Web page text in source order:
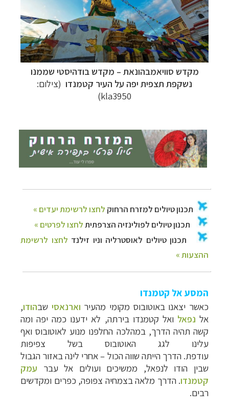
מקדש סוויאמבהונאת – מקדש בודהיסטי שממנו
נשקפת תצפית יפה על העיר קטמנדו (צילום:
kla3950)
תכנוןטיולים למזרח הרחוקלחצו לרשימת יעדים »
תכנון טיולים לפולינזיה הצרפתיתלחצו לפרטים »
תכנוןטיולים לאוסטרליה וניו זילנד לחצו לרשימת
ההצעות »
המסע אל קטמנדו
כאשר יצאנו באוטובוס מקומי מהעיר וארנאסי שבהודו,
אל נפאל ואל קטמנדו בירתה, לא ידענו כמה יפה ומה
קשה תהיה הדרך, במהלכה החלפנו מנוע לאוטובוס ואף
עלינו לגג האוטובוס בשל צפיפות
עודפת.הדרךהייתהשווה הכול –אחרי לינה באזור הגבול
שבין הודו לנפאל, ממשיכים ועולים אל עבר עמק
קטמנדו. הדרך מלאה בצמחיה צפופה, כפרים ומקדשים
רבים.